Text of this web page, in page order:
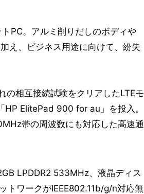
PC。アルミ削りだしのボディや
え、ビジネス用途に向けて、紛失
相互接続試験をクリアしたLTEモ
ElitePad 900 for au」を投入。
帯の周波数にも対応した高速通
LPDDR2 533MHz、液晶ディス
トワークがIEEE802.11b/g/n対応無